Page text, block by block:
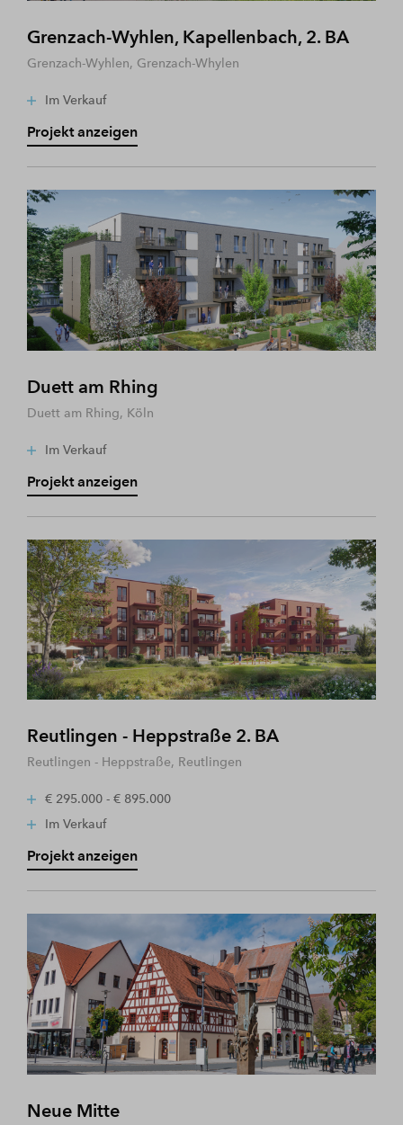
Grenzach-Wyhlen, Kapellenbach, 2. BA
Grenzach-Wyhlen, Grenzach-Whylen
Im Verkauf
Projekt anzeigen
Duett am Rhing
Duett am Rhing, Köln
Im Verkauf
Projekt anzeigen
Reutlingen - Heppstraße 2. BA
Reutlingen - Heppstraße, Reutlingen
€ 295.000 - € 895.000
Im Verkauf
Projekt anzeigen
Neue Mitte